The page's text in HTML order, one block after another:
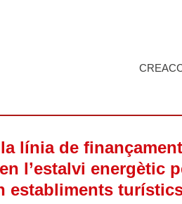
línia de
l’estalvi energètic
establiments